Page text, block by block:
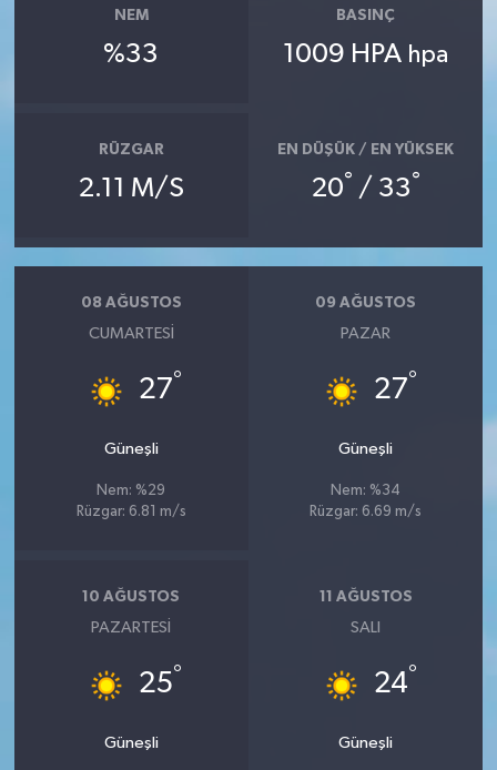
NEM
%33
BASINÇ
1009 HPA hpa
RÜZGAR
2.11 M/S
EN DÜŞÜK / EN YÜKSEK
20° / 33°
08 AĞUSTOS
CUMARTESI
27°
Güneşli
Nem: %29
Rüzgar: 6.81 m/s
09 AĞUSTOS
PAZAR
27°
Güneşli
Nem: %34
Rüzgar: 6.69 m/s
10 AĞUSTOS
PAZARTESI
25°
Güneşli
11 AĞUSTOS
SALI
24°
Güneşli